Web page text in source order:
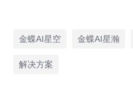
金蝶AI星空 金蝶AI星瀚
解决方案